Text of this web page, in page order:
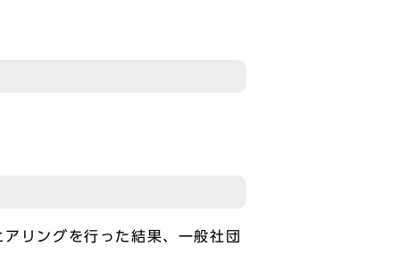
リングを行った結果、一般社団